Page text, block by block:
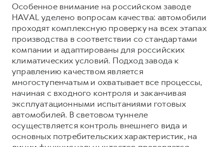
Особенное внимание на российском заводе
HAVAL уделено вопросам качества: автомобили
проходят комплексную проверку на всех этапах
производства в соответствии со стандартами
компании и адаптированы для российских
климатических условий. Подход завода к
управлению качеством является
многоступенчатым и охватывает все процессы,
начиная с входного контроля и заканчивая
эксплуатационными испытаниями готовых
автомобилей. В световом туннеле
осуществляется контроль внешнего вида и
основных потребительских характеристик, на